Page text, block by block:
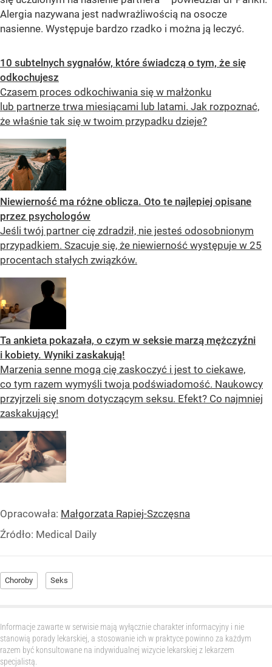
Alergia nazywana jest nadwrażliwością na osocze
nasienne. Występuje bardzo rzadko i można ją leczyć.
10 subtelnych sygnałów, które świadczą o tym, że się
odkochujesz
Czasem proces odkochiwania się w małżonku
lub partnerze trwa miesiącami lub latami. Jak rozpoznać,
że właśnie tak się w twoim przypadku dzieje?
Niewierność ma różne oblicza. Oto te najlepiej opisane
przez psychologów
Jeśli twój partner cię zdradził, nie jesteś odosobnionym
przypadkiem. Szacuje się, że niewierność występuje w 25
procentach stałych związków.
Ta ankieta pokazała, o czym w seksie marzą mężczyźni
i kobiety. Wyniki zaskakują!
Marzenia senne mogą cię zaskoczyć i jest to ciekawe,
co tym razem wymyśli twoja podświadomość. Naukowcy
przyjrzeli się snom dotyczącym seksu. Efekt? Co najmniej
zaskakujący!
Opracowała: Małgorzata Rapiej-Szczęsna
Źródło: Medical Daily
Choroby Seks
Informacje zawarte w serwisie mają wyłącznie charakter informacyjny i nie
stanowią porady lekarskiej, a stosowanie ich w praktyce powinno za każdym
razem być konsultowane na indywidualnej wizycie lekarskiej z lekarzem
specjalistą.